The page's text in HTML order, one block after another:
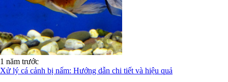
1 năm trước
Xử lý cá cảnh bị nấm: Hướng dẫn chi tiết và hiệu quả